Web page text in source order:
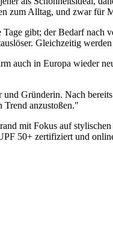
zum Alltag, und zwar für
gibt; der Bedarf nach
Gleichzeitig
auch in Europa wieder
Gründerin. Nach
Trend anzustoßen."
mit Fokus auf
50+ zertifiziert und